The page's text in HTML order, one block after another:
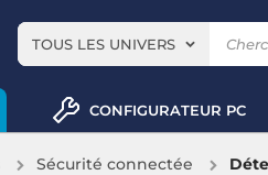
TOUS LES UNIVERS
CONFIGURATEUR PC
Sécurité connectée